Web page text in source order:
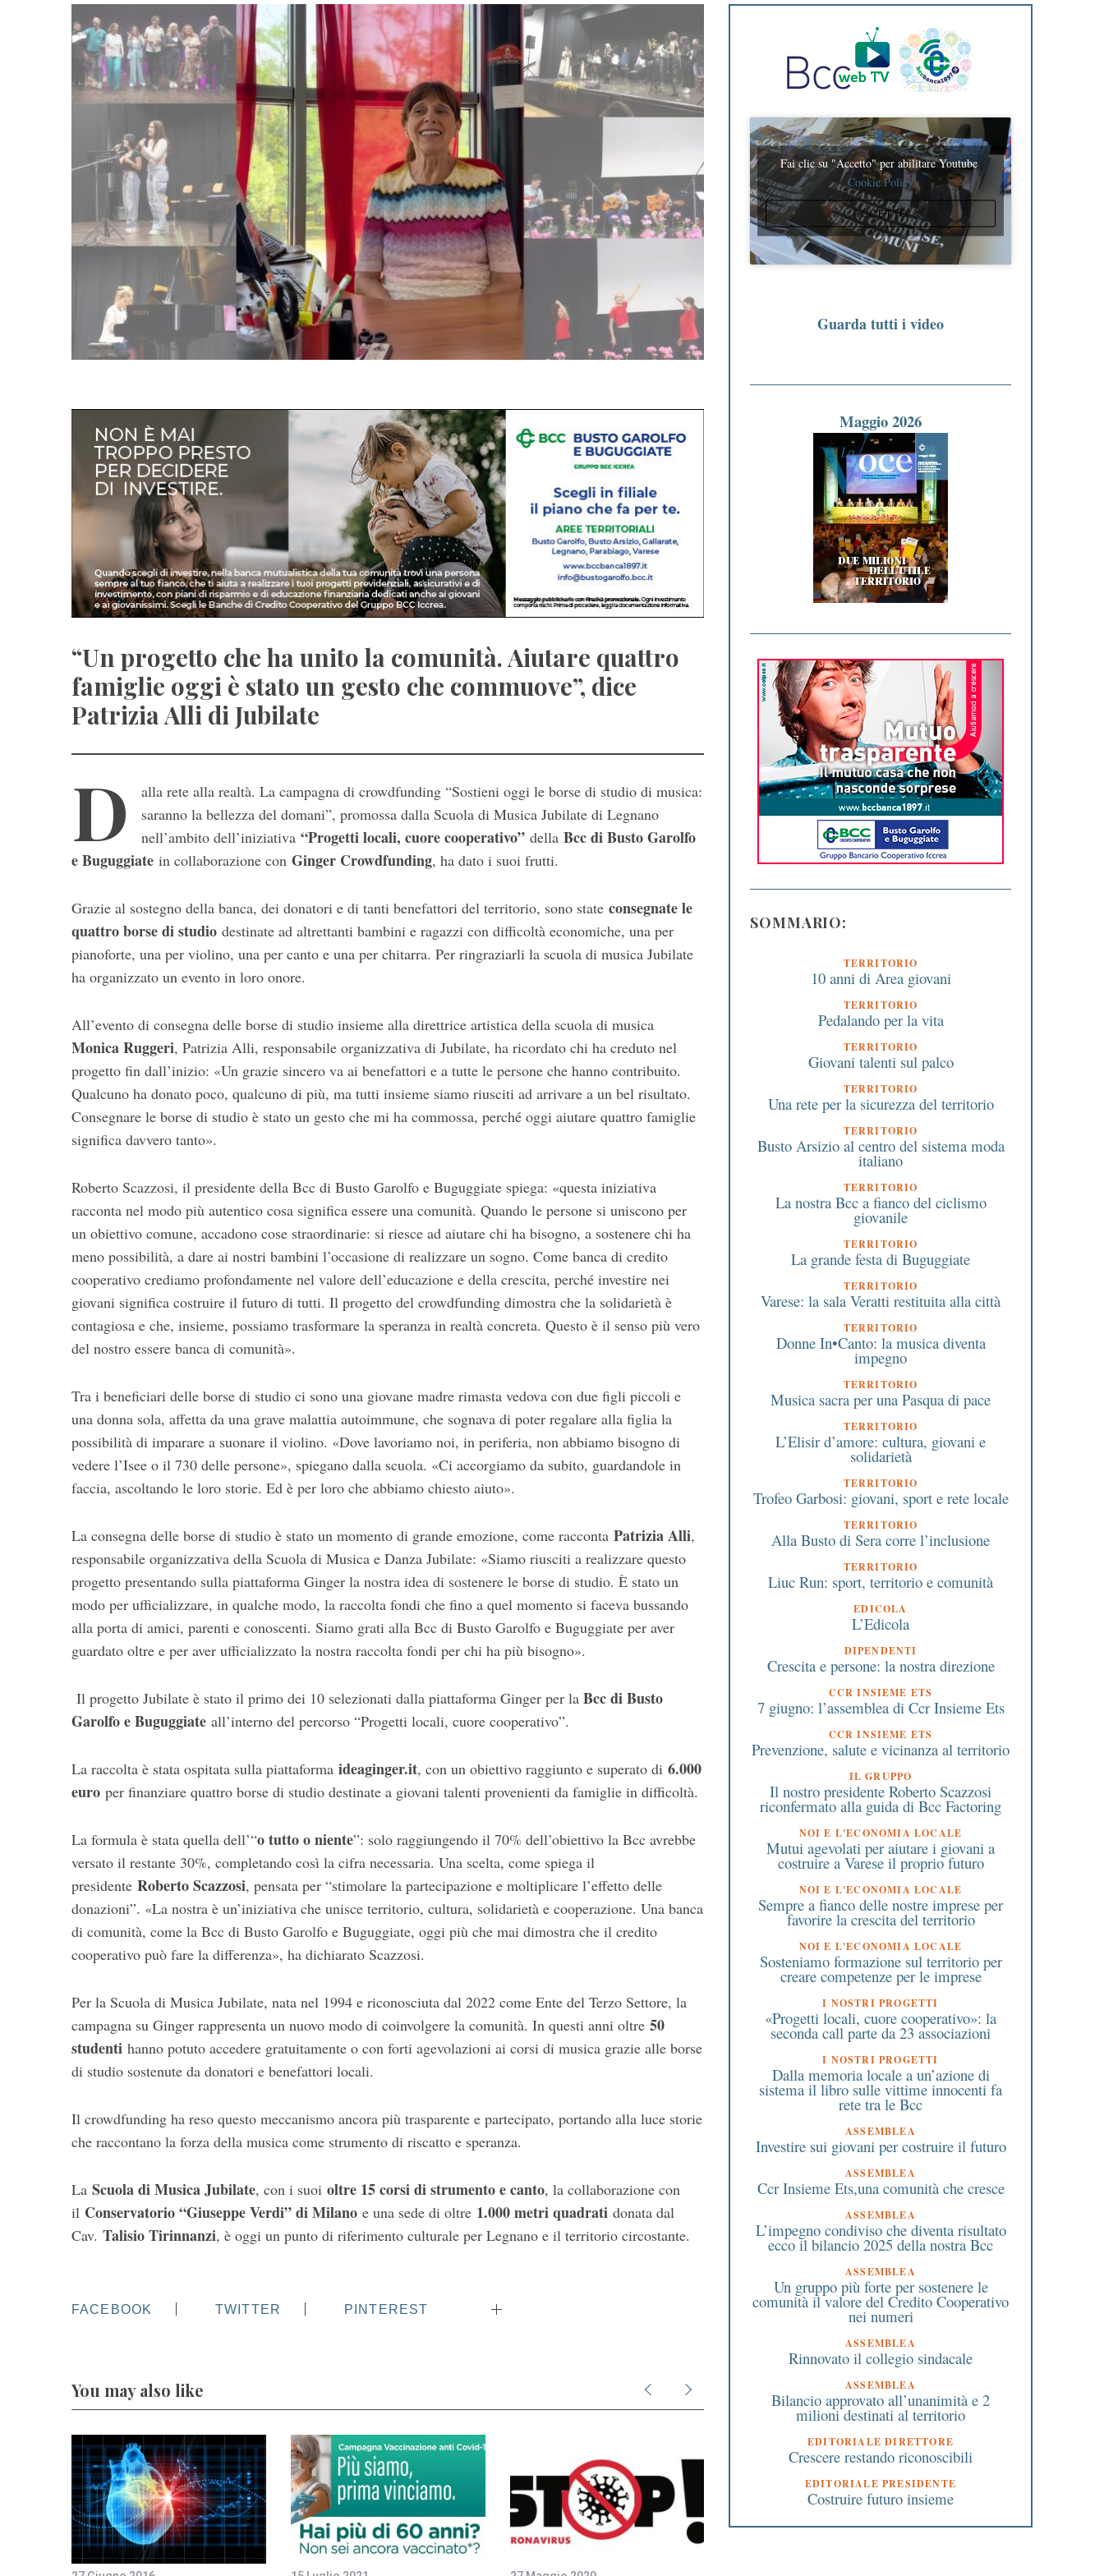
“Un progetto che ha unito la comunità. Aiutare quattro
famiglie oggi è stato un gesto che commuove”, dice
Patrizia Alli di Jubilate
D
alla rete alla realtà. La campagna di crowdfunding “Sostieni oggi le borse di studio di musica:
saranno la bellezza del domani”, promossa dalla Scuola di Musica Jubilate di Legnano
nell’ambito dell’iniziativa “Progetti locali, cuore cooperativo” della Bcc di Busto Garolfo
e Buguggiate in collaborazione con Ginger Crowdfunding, ha dato i suoi frutti.
Grazie al sostegno della banca, dei donatori e di tanti benefattori del territorio, sono state consegnate le
quattro borse di studio destinate ad altrettanti bambini e ragazzi con difficoltà economiche, una per
pianoforte, una per violino, una per canto e una per chitarra. Per ringraziarli la scuola di musica Jubilate
ha organizzato un evento in loro onore.
All’evento di consegna delle borse di studio insieme alla direttrice artistica della scuola di musica
Monica Ruggeri, Patrizia Alli, responsabile organizzativa di Jubilate, ha ricordato chi ha creduto nel
progetto fin dall’inizio: «Un grazie sincero va ai benefattori e a tutte le persone che hanno contribuito.
Qualcuno ha donato poco, qualcuno di più, ma tutti insieme siamo riusciti ad arrivare a un bel risultato.
Consegnare le borse di studio è stato un gesto che mi ha commossa, perché oggi aiutare quattro famiglie
significa davvero tanto».
Roberto Scazzosi, il presidente della Bcc di Busto Garolfo e Buguggiate spiega: «questa iniziativa
racconta nel modo più autentico cosa significa essere una comunità. Quando le persone si uniscono per
un obiettivo comune, accadono cose straordinarie: si riesce ad aiutare chi ha bisogno, a sostenere chi ha
meno possibilità, a dare ai nostri bambini l’occasione di realizzare un sogno. Come banca di credito
cooperativo crediamo profondamente nel valore dell’educazione e della crescita, perché investire nei
giovani significa costruire il futuro di tutti. Il progetto del crowdfunding dimostra che la solidarietà è
contagiosa e che, insieme, possiamo trasformare la speranza in realtà concreta. Questo è il senso più vero
del nostro essere banca di comunità».
Tra i beneficiari delle borse di studio ci sono una giovane madre rimasta vedova con due figli piccoli e
una donna sola, affetta da una grave malattia autoimmune, che sognava di poter regalare alla figlia la
possibilità di imparare a suonare il violino. «Dove lavoriamo noi, in periferia, non abbiamo bisogno di
vedere l’Isee o il 730 delle persone», spiegano dalla scuola. «Ci accorgiamo da subito, guardandole in
faccia, ascoltando le loro storie. Ed è per loro che abbiamo chiesto aiuto».
La consegna delle borse di studio è stato un momento di grande emozione, come racconta Patrizia Alli,
responsabile organizzativa della Scuola di Musica e Danza Jubilate: «Siamo riusciti a realizzare questo
progetto presentando sulla piattaforma Ginger la nostra idea di sostenere le borse di studio. È stato un
modo per ufficializzare, in qualche modo, la raccolta fondi che fino a quel momento si faceva bussando
alla porta di amici, parenti e conoscenti. Siamo grati alla Bcc di Busto Garolfo e Buguggiate per aver
guardato oltre e per aver ufficializzato la nostra raccolta fondi per chi ha più bisogno».
Il progetto Jubilate è stato il primo dei 10 selezionati dalla piattaforma Ginger per la Bcc di Busto
Garolfo e Buguggiate all’interno del percorso “Progetti locali, cuore cooperativo”.
La raccolta è stata ospitata sulla piattaforma ideaginger.it, con un obiettivo raggiunto e superato di 6.000
euro per finanziare quattro borse di studio destinate a giovani talenti provenienti da famiglie in difficoltà.
La formula è stata quella dell’“o tutto o niente”: solo raggiungendo il 70% dell’obiettivo la Bcc avrebbe
versato il restante 30%, completando così la cifra necessaria. Una scelta, come spiega il
presidente Roberto Scazzosi, pensata per “stimolare la partecipazione e moltiplicare l’effetto delle
donazioni”. «La nostra è un’iniziativa che unisce territorio, cultura, solidarietà e cooperazione. Una banca
di comunità, come la Bcc di Busto Garolfo e Buguggiate, oggi più che mai dimostra che il credito
cooperativo può fare la differenza», ha dichiarato Scazzosi.
Per la Scuola di Musica Jubilate, nata nel 1994 e riconosciuta dal 2022 come Ente del Terzo Settore, la
campagna su Ginger rappresenta un nuovo modo di coinvolgere la comunità. In questi anni oltre 50
studenti hanno potuto accedere gratuitamente o con forti agevolazioni ai corsi di musica grazie alle borse
di studio sostenute da donatori e benefattori locali.
Il crowdfunding ha reso questo meccanismo ancora più trasparente e partecipato, portando alla luce storie
che raccontano la forza della musica come strumento di riscatto e speranza.
La Scuola di Musica Jubilate, con i suoi oltre 15 corsi di strumento e canto, la collaborazione con
il Conservatorio “Giuseppe Verdi” di Milano e una sede di oltre 1.000 metri quadrati donata dal
Cav. Talisio Tirinnanzi, è oggi un punto di riferimento culturale per Legnano e il territorio circostante.
FACEBOOK TWITTER PINTEREST
You may also like
Fai clic su "Accetto" per abilitare Youtube
Cookie Policy
ACCETTO
Guarda tutti i video
Maggio 2026
SOMMARIO:
TERRITORIO
10 anni di Area giovani
TERRITORIO
Pedalando per la vita
TERRITORIO
Giovani talenti sul palco
TERRITORIO
Una rete per la sicurezza del territorio
TERRITORIO
Busto Arsizio al centro del sistema moda
italiano
TERRITORIO
La nostra Bcc a fianco del ciclismo
giovanile
TERRITORIO
La grande festa di Buguggiate
TERRITORIO
Varese: la sala Veratti restituita alla città
TERRITORIO
Donne In•Canto: la musica diventa
impegno
TERRITORIO
Musica sacra per una Pasqua di pace
TERRITORIO
L’Elisir d’amore: cultura, giovani e
solidarietà
TERRITORIO
Trofeo Garbosi: giovani, sport e rete locale
TERRITORIO
Alla Busto di Sera corre l’inclusione
TERRITORIO
Liuc Run: sport, territorio e comunità
EDICOLA
L’Edicola
DIPENDENTI
Crescita e persone: la nostra direzione
CCR INSIEME ETS
7 giugno: l’assemblea di Ccr Insieme Ets
CCR INSIEME ETS
Prevenzione, salute e vicinanza al territorio
IL GRUPPO
Il nostro presidente Roberto Scazzosi
riconfermato alla guida di Bcc Factoring
NOI E L'ECONOMIA LOCALE
Mutui agevolati per aiutare i giovani a
costruire a Varese il proprio futuro
NOI E L'ECONOMIA LOCALE
Sempre a fianco delle nostre imprese per
favorire la crescita del territorio
NOI E L'ECONOMIA LOCALE
Sosteniamo formazione sul territorio per
creare competenze per le imprese
I NOSTRI PROGETTI
«Progetti locali, cuore cooperativo»: la
seconda call parte da 23 associazioni
I NOSTRI PROGETTI
Dalla memoria locale a un’azione di
sistema il libro sulle vittime innocenti fa
rete tra le Bcc
ASSEMBLEA
Investire sui giovani per costruire il futuro
ASSEMBLEA
Ccr Insieme Ets,una comunità che cresce
ASSEMBLEA
L’impegno condiviso che diventa risultato
ecco il bilancio 2025 della nostra Bcc
ASSEMBLEA
Un gruppo più forte per sostenere le
comunità il valore del Credito Cooperativo
nei numeri
ASSEMBLEA
Rinnovato il collegio sindacale
ASSEMBLEA
Bilancio approvato all’unanimità e 2
milioni destinati al territorio
EDITORIALE DIRETTORE
Crescere restando riconoscibili
EDITORIALE PRESIDENTE
Costruire futuro insieme
r
c
h
r